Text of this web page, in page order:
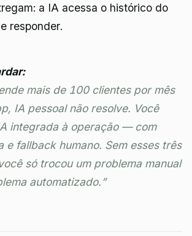
a IA acessa o histórico do
responder.
mais de 100 clientes por mês
IA pessoal não resolve. Você
integrada à operação — com
e fallback humano. Sem esses três
só trocou um problema manual
automatizado.”